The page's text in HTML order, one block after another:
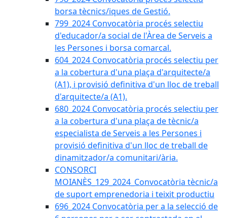
borsa tècnics/iques de Gestió.
799_2024 Convocatòria procés selectiu
d'educador/a social de l'Àrea de Serveis a
les Persones i borsa comarcal.
604_2024 Convocatòria procés selectiu per
a la cobertura d'una plaça d'arquitecte/a
(A1), i provisió definitiva d'un lloc de treball
d'arquitecte/a (A1).
680_2024 Convocatòria procés selectiu per
a la cobertura d'una plaça de tècnic/a
especialista de Serveis a les Persones i
provisió definitiva d'un lloc de treball de
dinamitzador/a comunitari/ària.
CONSORCI
MOIANÈS_129_2024_Convocatòria tècnic/a
de suport emprenedoria i teixit productiu
696_2024 Convocatòria per a la selecció de